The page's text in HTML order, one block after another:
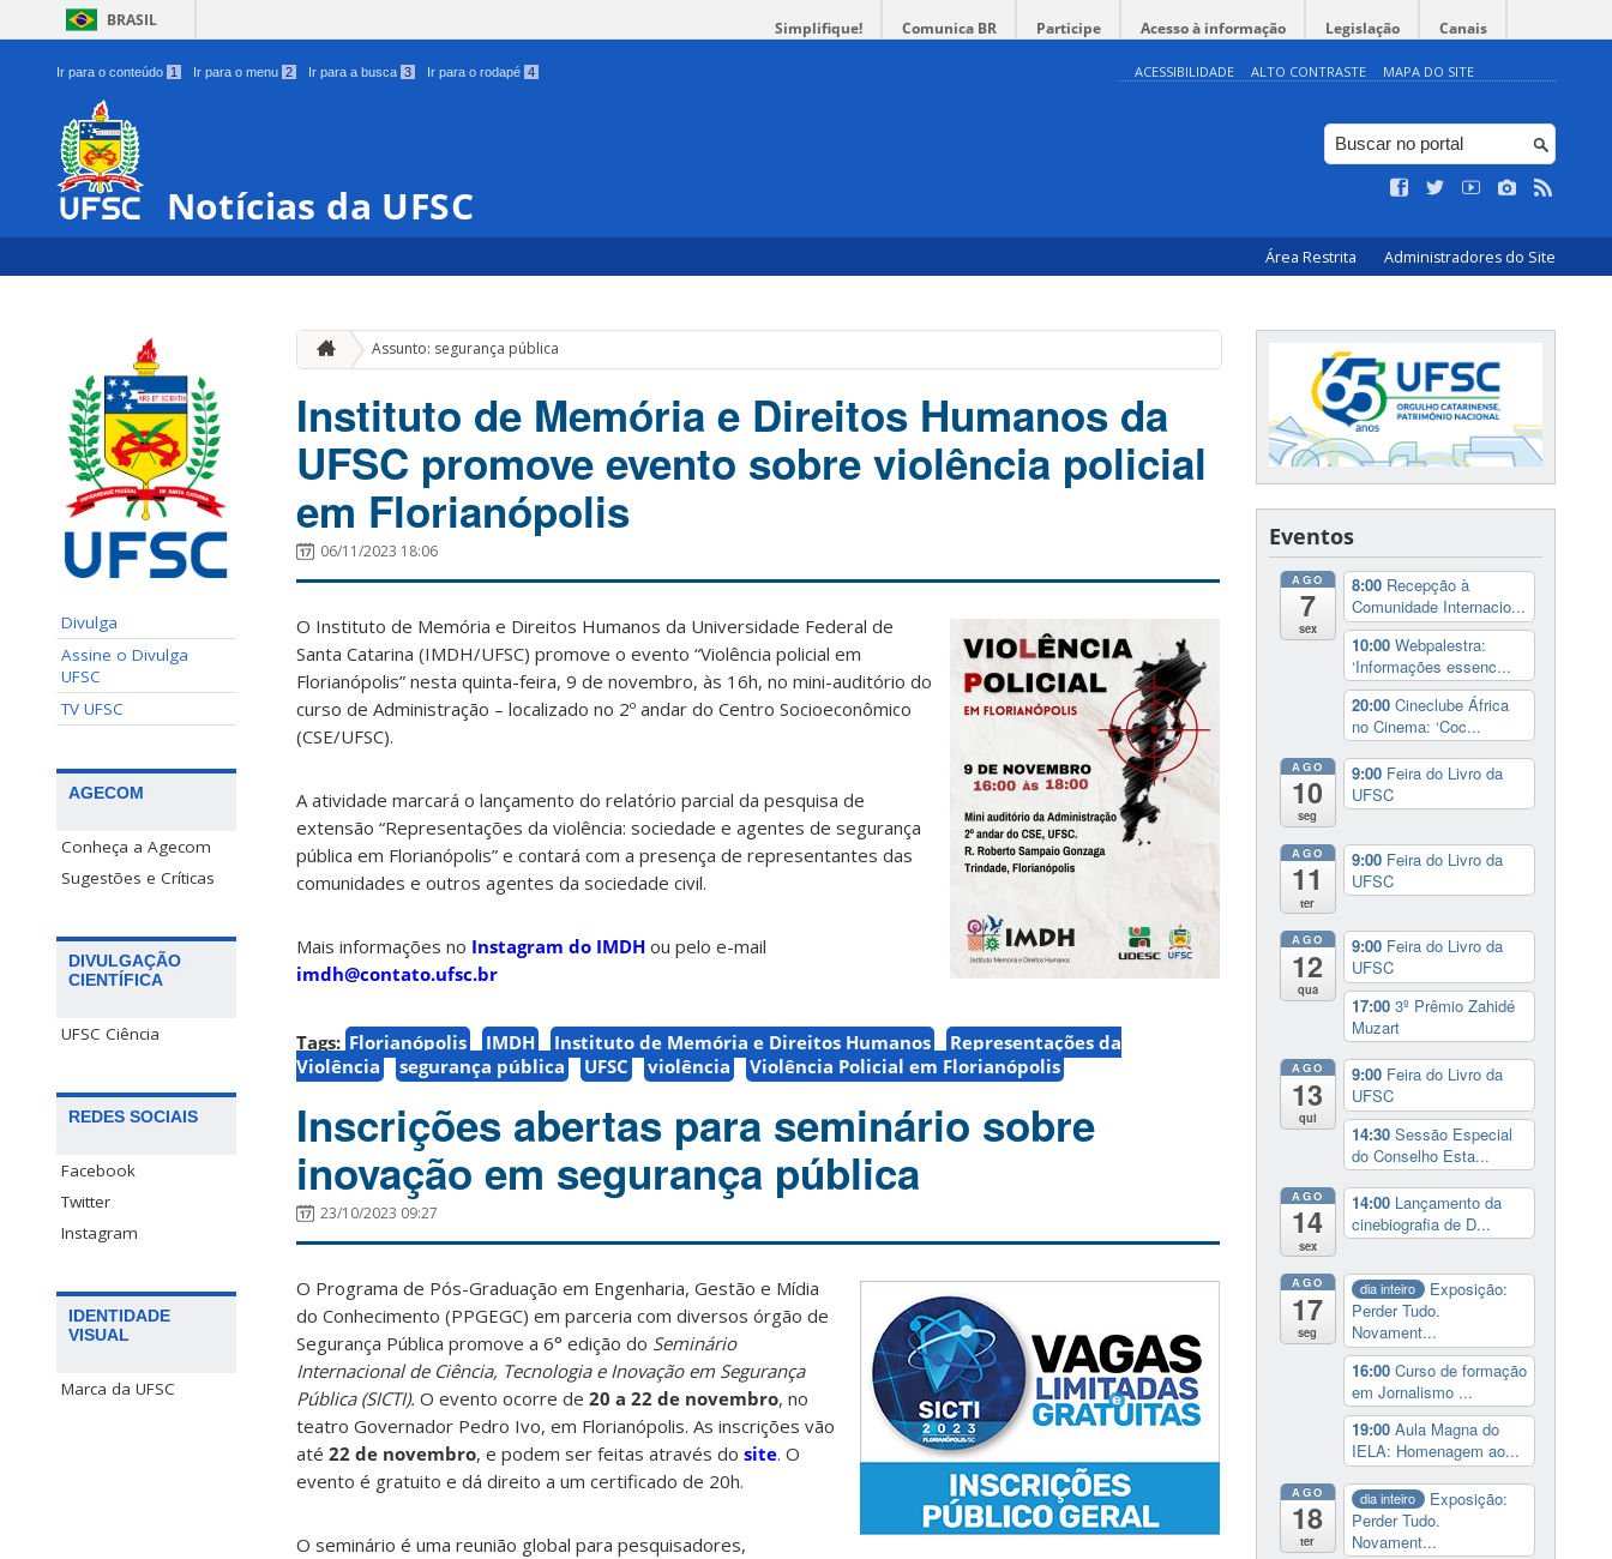
BRASIL Simplifique! Comunica BR Participe Acesso à informação Legislação Canais
Ir para o conteúdo 1 Ir para o menu 2 Ir para a busca 3 Ir para o rodapé 4 ACESSIBILIDADE ALTO CONTRASTE MAPA DO SITE
Notícias da UFSC
Área Restrita Administradores do Site
Divulga
Assine o Divulga
UFSC
TV UFSC
AGECOM
Conheça a Agecom
Sugestões e Críticas
DIVULGAÇÃO
CIENTÍFICA
UFSC Ciência
REDES SOCIAIS
Facebook
Twitter
Instagram
IDENTIDADE
VISUAL
Marca da UFSC
Assunto: segurança pública
Instituto de Memória e Direitos Humanos da
UFSC promove evento sobre violência policial
em Florianópolis
06/11/2023 18:06
O Instituto de Memória e Direitos Humanos da Universidade Federal de
Santa Catarina (IMDH/UFSC) promove o evento “Violência policial em
Florianópolis” nesta quinta-feira, 9 de novembro, às 16h, no mini-auditório do
curso de Administração – localizado no 2º andar do Centro Socioeconômico
(CSE/UFSC).
A atividade marcará o lançamento do relatório parcial da pesquisa de
extensão “Representações da violência: sociedade e agentes de segurança
pública em Florianópolis” e contará com a presença de representantes das
comunidades e outros agentes da sociedade civil.
Mais informações no Instagram do IMDH ou pelo e-mail
imdh@contato.ufsc.br
Tags: Florianópolis IMDH Instituto de Memória e Direitos Humanos
Representações da
Violência
segurança pública UFSC violência Violência Policial em Florianópolis
Inscrições abertas para seminário sobre
inovação em segurança pública
23/10/2023 09:27
O Programa de Pós-Graduação em Engenharia, Gestão e Mídia
do Conhecimento (PPGEGC) em parceria com diversos órgão de
Segurança Pública promove a 6° edição do Seminário
Internacional de Ciência, Tecnologia e Inovação em Segurança
Pública (SICTI). O evento ocorre de 20 a 22 de novembro, no
teatro Governador Pedro Ivo, em Florianópolis. As inscrições vão
até 22 de novembro, e podem ser feitas através do site. O
evento é gratuito e dá direito a um certificado de 20h.
O seminário é uma reunião global para pesquisadores,
Eventos
AGO
7
sex
8:00 Recepção à
Comunidade Internacio...
10:00 Webpalestra:
‘Informações essenc...
20:00 Cineclube África
no Cinema: ‘Coc...
AGO
10
seg
9:00 Feira do Livro da
UFSC
AGO
11
ter
9:00 Feira do Livro da
UFSC
AGO
12
qua
9:00 Feira do Livro da
UFSC
17:00 3º Prêmio Zahidé
Muzart
AGO
13
qui
9:00 Feira do Livro da
UFSC
14:30 Sessão Especial
do Conselho Esta...
AGO
14
sex
14:00 Lançamento da
cinebiografia de D...
AGO
17
seg
dia inteiro
Exposição:
Perder Tudo.
Novament...
16:00 Curso de formação
em Jornalismo ...
19:00 Aula Magna do
IELA: Homenagem ao...
AGO
18
ter
dia inteiro
Exposição:
Perder Tudo.
Novament...